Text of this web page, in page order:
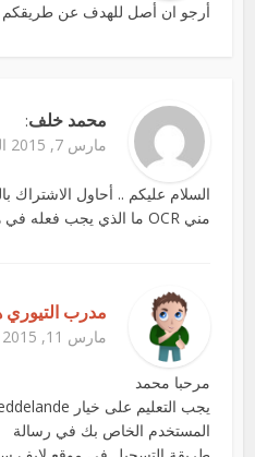
أرجو ان أصل للهدف عن
محمد خلف:
مارس 7, 2015 الساعة 7:26 م
السلام عليكم .. أحاول الاشتراك
مني OCR ما الذي يجب فعله في هذه الحالة ؟؟ شكرا جزيلاً .
مدرب
مارس 11, 2015 الساعة 2:29 م
مرحبا محمد
المستخدم الخاص بك في رسالة